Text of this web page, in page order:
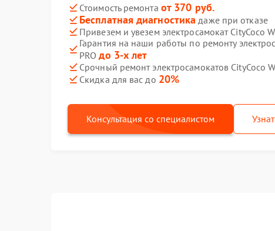
Стоимость ремонта от 370 руб.
Бесплатная диагностика даже при отказе
Привезем и увезем электросамокат CityCoco
Гарантия на наши работы по ремонту
PROдо 3-х лет
Срочный ремонт электросамокатов CityCoco
Скидка для вас до 20%
Консультация со специалистом